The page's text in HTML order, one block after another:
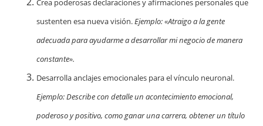
sustenten esa nueva visión.Ejemplo: «Atraigo a la gente
adecuada para ayudarme a desarrollar mi negocio de manera
constante».
Desarrolla anclajes emocionales para el vínculo neuronal.
Ejemplo: Describe con detalle un acontecimiento emocional,
poderoso y positivo, como ganar una carrera, obtener un título